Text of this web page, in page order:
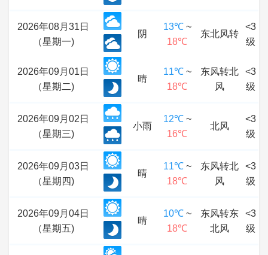
2026年08月31日
（星期一)
阴
13℃~
18℃
东北风转
<3
级
2026年09月01日
（星期二)
晴
11℃~
18℃
东风转北
风
<3
级
2026年09月02日
（星期三)
小雨
12℃~
16℃
北风
<3
级
2026年09月03日
（星期四)
晴
11℃~
18℃
东风转北
风
<3
级
2026年09月04日
（星期五)
晴
10℃~
18℃
东风转东
北风
<3
级